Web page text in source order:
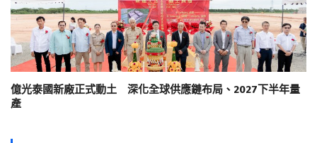
億光泰國新廠正式動土 深化全球供應鏈布局、2027下半年量
產